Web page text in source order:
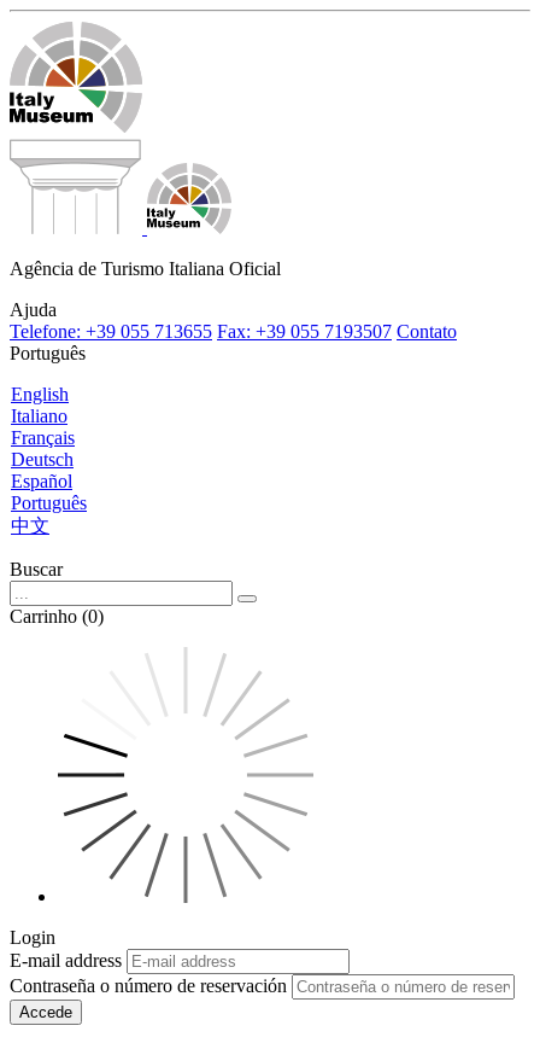
Agência de Turismo Italiana Oficial
Ajuda
Telefone: +39 055 713655 Fax: +39 055 7193507 Contato
Português
English
Italiano
Français
Deutsch
Español
Português
中文
Buscar
Carrinho (0)
Login
E-mail address
Contraseña o número de reservación
Accede